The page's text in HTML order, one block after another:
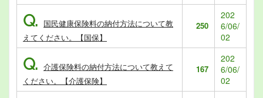
Q. 国民健康保険料の納付方法について教
えてください。【国保】
250
202
6/06/
02
Q. 介護保険料の納付方法について教えて
ください。【介護保険】
167
202
6/06/
02